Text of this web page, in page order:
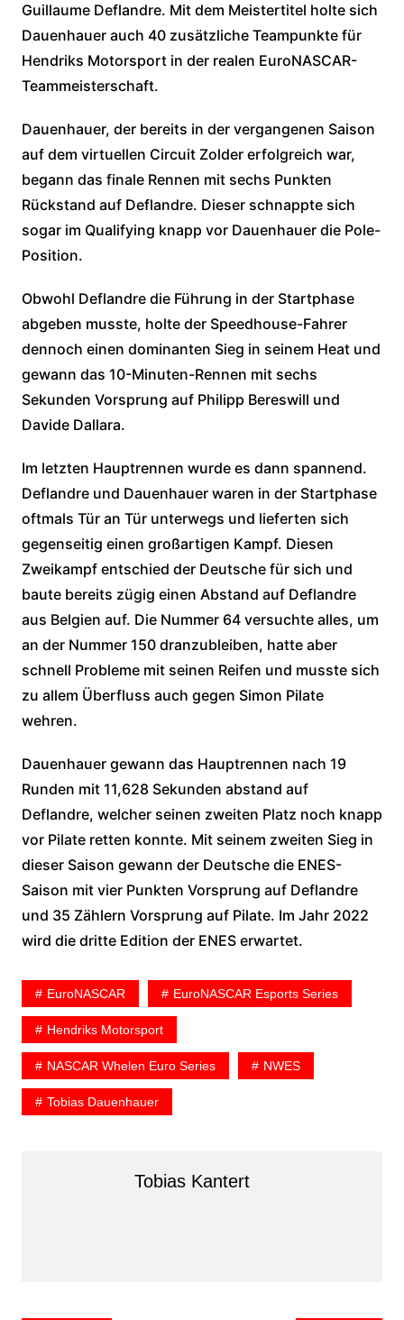
Guillaume Deflandre. Mit dem Meistertitel holte sich
Dauenhauer auch 40 zusätzliche Teampunkte für
Hendriks Motorsport in der realen EuroNASCAR-
Teammeisterschaft.
Dauenhauer, der bereits in der vergangenen Saison
auf dem virtuellen Circuit Zolder erfolgreich war,
begann das finale Rennen mit sechs Punkten
Rückstand auf Deflandre. Dieser schnappte sich
sogar im Qualifying knapp vor Dauenhauer die Pole-
Position.
Obwohl Deflandre die Führung in der Startphase
abgeben musste, holte der Speedhouse-Fahrer
dennoch einen dominanten Sieg in seinem Heat und
gewann das 10-Minuten-Rennen mit sechs
Sekunden Vorsprung auf Philipp Bereswill und
Davide Dallara.
Im letzten Hauptrennen wurde es dann spannend.
Deflandre und Dauenhauer waren in der Startphase
oftmals Tür an Tür unterwegs und lieferten sich
gegenseitig einen großartigen Kampf. Diesen
Zweikampf entschied der Deutsche für sich und
baute bereits zügig einen Abstand auf Deflandre
aus Belgien auf. Die Nummer 64 versuchte alles, um
an der Nummer 150 dranzubleiben, hatte aber
schnell Probleme mit seinen Reifen und musste sich
zu allem Überfluss auch gegen Simon Pilate
wehren.
Dauenhauer gewann das Hauptrennen nach 19
Runden mit 11,628 Sekunden abstand auf
Deflandre, welcher seinen zweiten Platz noch knapp
vor Pilate retten konnte. Mit seinem zweiten Sieg in
dieser Saison gewann der Deutsche die ENES-
Saison mit vier Punkten Vorsprung auf Deflandre
und 35 Zählern Vorsprung auf Pilate. Im Jahr 2022
wird die dritte Edition der ENES erwartet.
EuroNASCAR EuroNASCAR Esports Series
Hendriks Motorsport
NASCAR Whelen Euro Series NWES
Tobias Dauenhauer
Tobias Kantert